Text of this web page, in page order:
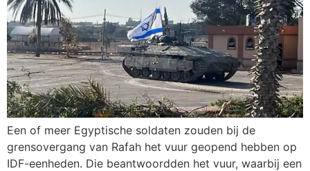
Een of meer Egyptische soldaten zouden bij de
grensovergang van Rafah het vuur geopend hebben op
IDF-eenheden. Die beantwoordden het vuur, waarbij een